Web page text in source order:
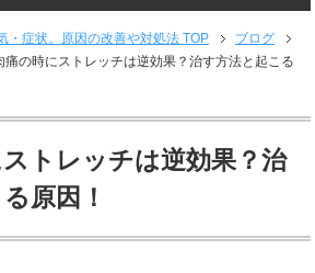
・症状。原因の改善や対処法 TOP
ブログ
痛の時にストレッチは逆効果？治す方法と起こる
トレッチは逆効果？治
原因！